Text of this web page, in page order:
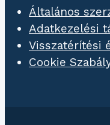
Általános
Adatkezelési
Visszatérítési
Cookie